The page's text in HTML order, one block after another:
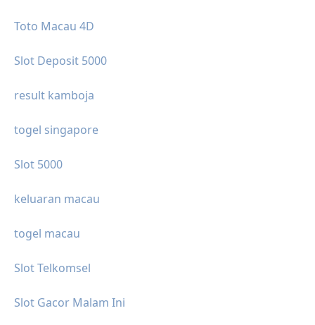
Toto Macau 4D
Slot Deposit 5000
result kamboja
togel singapore
Slot 5000
keluaran macau
togel macau
Slot Telkomsel
Slot Gacor Malam Ini